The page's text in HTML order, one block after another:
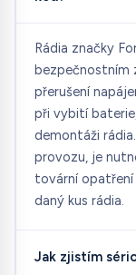
Rádia značky
bezpečnostním
přerušení
při vybití
demontáži
provozu, je
tovární opatření
daný kus rádia.
Jak zjistím